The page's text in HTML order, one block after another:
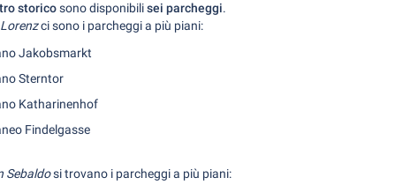
storicosono disponibilisei parcheggi.
ci sono i parcheggi a più piani:
Jakobsmarkt
Sterntor
Katharinenhof
Findelgasse
Sebaldosi trovano i parcheggi a più piani: